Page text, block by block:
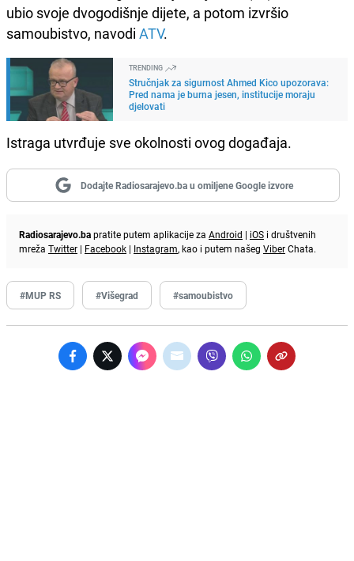
ubio svoje dvogodišnje dijete, a potom izvršio
samoubistvo, navodi ATV.
TRENDING
Stručnjak za sigurnost Ahmed Kico upozorava:
Pred nama je burna jesen, institucije moraju
djelovati
Istraga utvrđuje sve okolnosti ovog događaja.
Dodajte Radiosarajevo.ba u omiljene Google izvore
Radiosarajevo.bapratite putem aplikacije za Android | iOS i društvenih
mreža Twitter | Facebook | Instagram, kao i putem našeg ViberChata.
#MUP RS #Višegrad #samoubistvo